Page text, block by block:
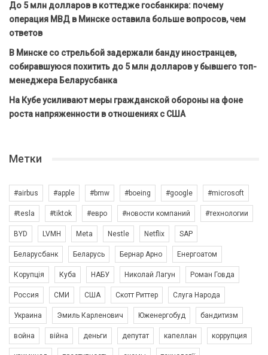
До 5 млн долларов в коттедже госбанкира: почему
операция МВД в Минске оставила больше вопросов, чем
ответов
В Минске со стрельбой задержали банду иностранцев,
собиравшуюся похитить до 5 млн долларов у бывшего топ-
менеджера Беларусбанка
На Кубе усиливают меры гражданской обороны на фоне
роста напряженности в отношениях с США
Метки
#airbus #apple #bmw #boeing #google #microsoft
#tesla #tiktok #евро #новости компаний #технологии
BYD LVMH Meta Nestle Netflix SAP
Беларусбанк Беларусь Бернар Арно Енергоатом
Корупція Куба НАБУ Николай Лагун Роман Говда
Россия СМИ США Скотт Риттер Слуга Народа
Украина Эмиль Карленович Юженергобуд бандитизм
война війна деньги депутат капеллан коррупция